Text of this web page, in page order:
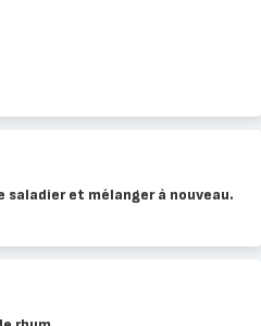
et mélanger à nouveau.